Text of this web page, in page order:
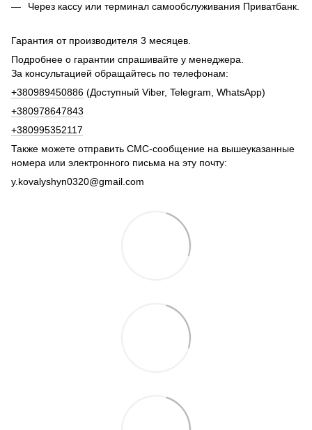
Через кассу или терминал самообслуживания Приватбанк.
Гарантия от производителя 3 месяцев.
Подробнее о гарантии спрашивайте у менеджера.
За консультацией обращайтесь по телефонам:
+380989450886 (Доступный Viber, Telegram, WhatsApp)
+380978647843
+380995352117
Также можете отправить СМС-сообщение на вышеуказанные
номера или электронного письма на эту почту:
y.kovalyshyn0320@gmail.com